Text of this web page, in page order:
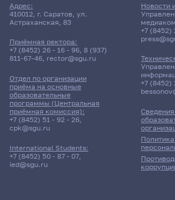
Адрес:
410012, г. Саратов, ул.
Астраханская, 83
Приёмная ректора:
+7 (8452) 26 - 16 - 96, 8 (937)
811-67-46, rector@sgu.ru
Отдел по организации
приёма на основные
образовательные
программы (Центральная
приёмная комиссия):
+7 (8452) 51 - 92 - 26,
cpk@sgu.ru
International Students:
+7 (8452) 50 - 87 - 07,
ied@sgu.ru
Новости
+7 (8452)
+7 (8452)